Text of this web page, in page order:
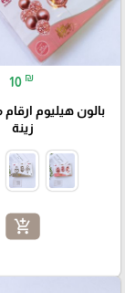
10 ₪
زينة
add_shopping_cart